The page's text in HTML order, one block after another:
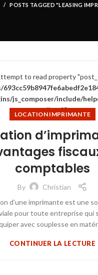
POSTS TAGGED "LEASING
to read property
js_composer/include/
on line63
LOCATION IMPRIMANTE
comptables
By
Christian
d’une imprimante est une
pour toute entreprise qui
avec souplesse en
CONTINUER LA LECTURE